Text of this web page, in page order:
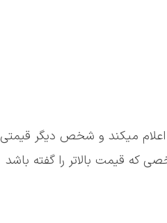
میکند و شخص دیگر قیمتی
که قیمت بالاتر را گفته باشد